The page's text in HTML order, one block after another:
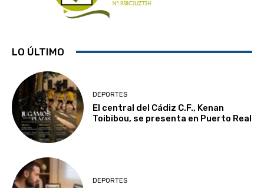
LO ÚLTIMO
DEPORTES
El central del Cádiz C.F., Kenan
Toibibou, se presenta en Puerto Real
DEPORTES